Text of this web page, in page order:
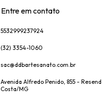
Entre em contato
5532999237924
(32) 3354-1060
sac@ddbartesanato.com.br
Avenida Alfredo Penido, 855 -
Costa/MG